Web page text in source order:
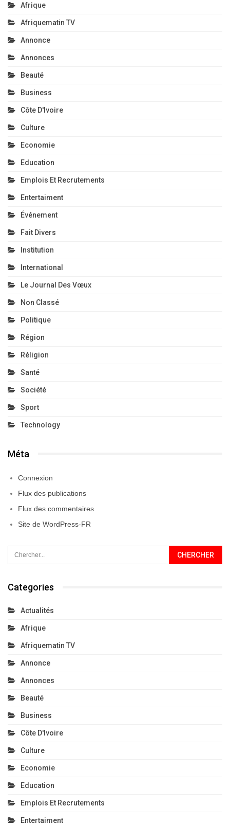
Afrique
Afriquematin TV
Annonce
Annonces
Beauté
Business
Côte D'Ivoire
Culture
Economie
Education
Emplois Et Recrutements
Entertaiment
Événement
Fait Divers
Institution
International
Le Journal Des Vœux
Non Classé
Politique
Région
Réligion
Santé
Société
Sport
Technology
Méta
Connexion
Flux des publications
Flux des commentaires
Site de WordPress-FR
Categories
Actualités
Afrique
Afriquematin TV
Annonce
Annonces
Beauté
Business
Côte D'Ivoire
Culture
Economie
Education
Emplois Et Recrutements
Entertaiment